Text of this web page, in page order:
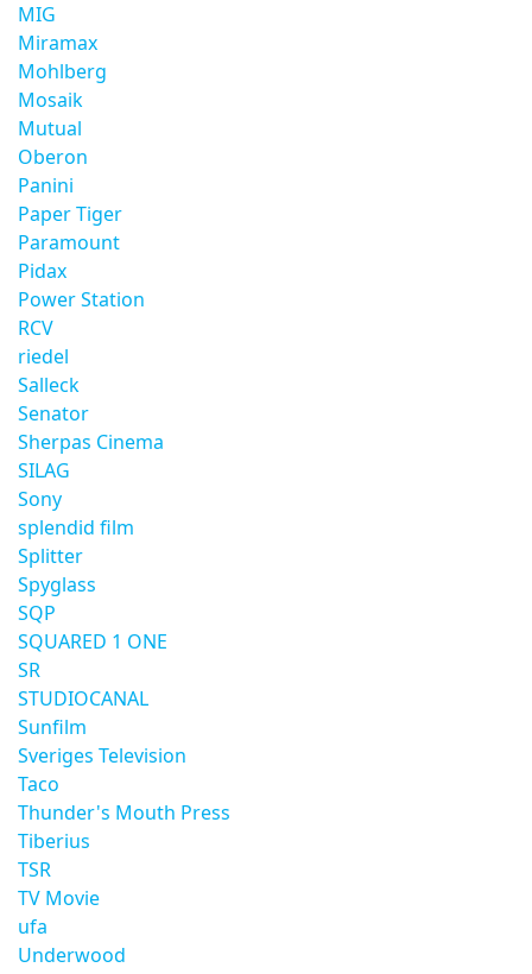
MIG
Miramax
Mohlberg
Mosaik
Mutual
Oberon
Panini
Paper Tiger
Paramount
Pidax
Power Station
RCV
riedel
Salleck
Senator
Sherpas Cinema
SILAG
Sony
splendid film
Splitter
Spyglass
SQP
SQUARED 1 ONE
SR
STUDIOCANAL
Sunfilm
Sveriges Television
Taco
Thunder's Mouth Press
Tiberius
TSR
TV Movie
ufa
Underwood